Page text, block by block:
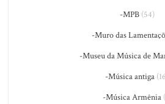
-MPB(54)
-Muro das
-Museu da Música de
-Música antiga
-Música Armênia